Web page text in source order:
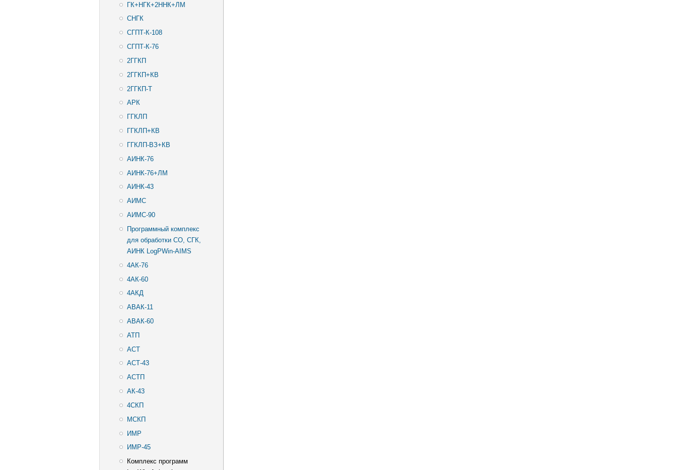
ГК+НГК+2ННК+ЛМ
СНГК
СГПТ-К-108
СГПТ-К-76
2ГГКП
2ГГКП+КВ
2ГГКП-T
АРК
ГГКЛП
ГГКЛП+КВ
ГГКЛП-ВЗ+КВ
АИНК-76
АИНК-76+ЛМ
АИНК-43
АИМС
АИМС-90
Программный комплекс
для обработки СО, СГК,
АИНК LogPWin-AIMS
4АК-76
4АК-60
4АКД
АВАК-11
АВАК-60
АТП
АСТ
АСТ-43
АСТП
АК-43
4СКП
МСКП
ИМР
ИМР-45
Комплекс программ